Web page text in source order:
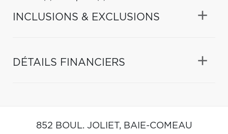
INCLUSIONS & EXCLUSIONS
DÉTAILS FINANCIERS
852 BOUL. JOLIET, BAIE-COMEAU